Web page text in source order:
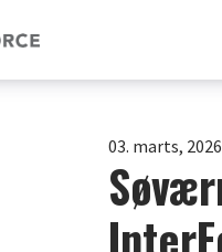
03. marts, 2026